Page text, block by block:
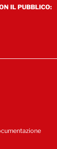
IL PUBBLICO: